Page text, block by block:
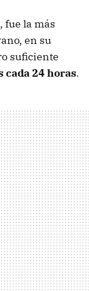
fue la más
en su
suficiente
cada 24 horas.